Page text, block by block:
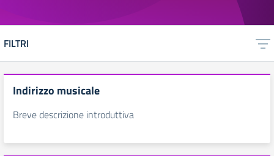
FILTRI
Indirizzo musicale
Breve descrizione introduttiva